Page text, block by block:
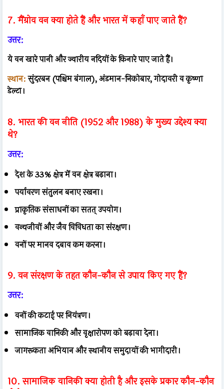
7. मैंग्रोव वन क्या होते हैं और भारत में कहाँ पाए जाते हैं?
उत्तर:
ये वन खारे पानी और ज्वारीय नदियों के किनारे पाए जाते हैं।
स्थान:सुंदरबन (पश्चिम बंगाल), अंडमान-निकोबार, गोदावरी व कृष्णा
डेल्टा।
8. भारत की वन नीति (1952 और 1988) के मुख्य उद्देश्य क्या
थे?
उत्तर:
देश के 33% क्षेत्र में वन क्षेत्र बढ़ाना।
पर्यावरण संतुलन बनाए रखना।
प्राकृतिक संसाधनों का सतत् उपयोग।
वन्यजीवों और जैव विविधता का संरक्षण।
वनों पर मानव दबाव कम करना।
9. वन संरक्षण के तहत कौन-कौन से उपाय किए गए हैं?
उत्तर:
वनों की कटाई पर नियंत्रण।
सामाजिक वानिकी और वृक्षारोपण को बढ़ावा देना।
जागरूकता अभियान और स्थानीय समुदायों की भागीदारी।
10. सामाजिक वानिकी क्या होती है और इसके प्रकार कौन-कौन